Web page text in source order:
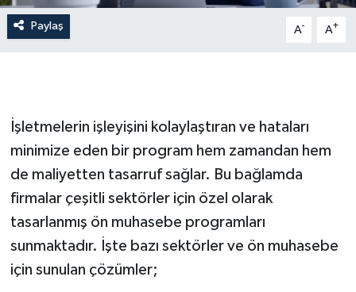
Paylaş A- A+
İşletmelerin işleyişini kolaylaştıran ve hataları
minimize eden bir program hem zamandan hem
de maliyetten tasarruf sağlar. Bu bağlamda
firmalar çeşitli sektörler için özel olarak
tasarlanmış ön muhasebe programları
sunmaktadır. İşte bazı sektörler ve ön muhasebe
için sunulan çözümler;
ROPORTAJ
YEREL YÖNETİM
MEDYA
SEÇİM 2011